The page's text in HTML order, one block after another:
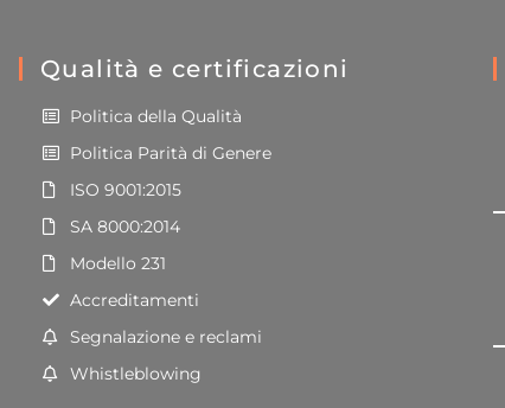
Qualità e certificazioni
Politica della Qualità
Politica Parità di Genere
ISO 9001:2015
SA 8000:2014
Modello 231
Accreditamenti
Segnalazione e reclami
Whistleblowing